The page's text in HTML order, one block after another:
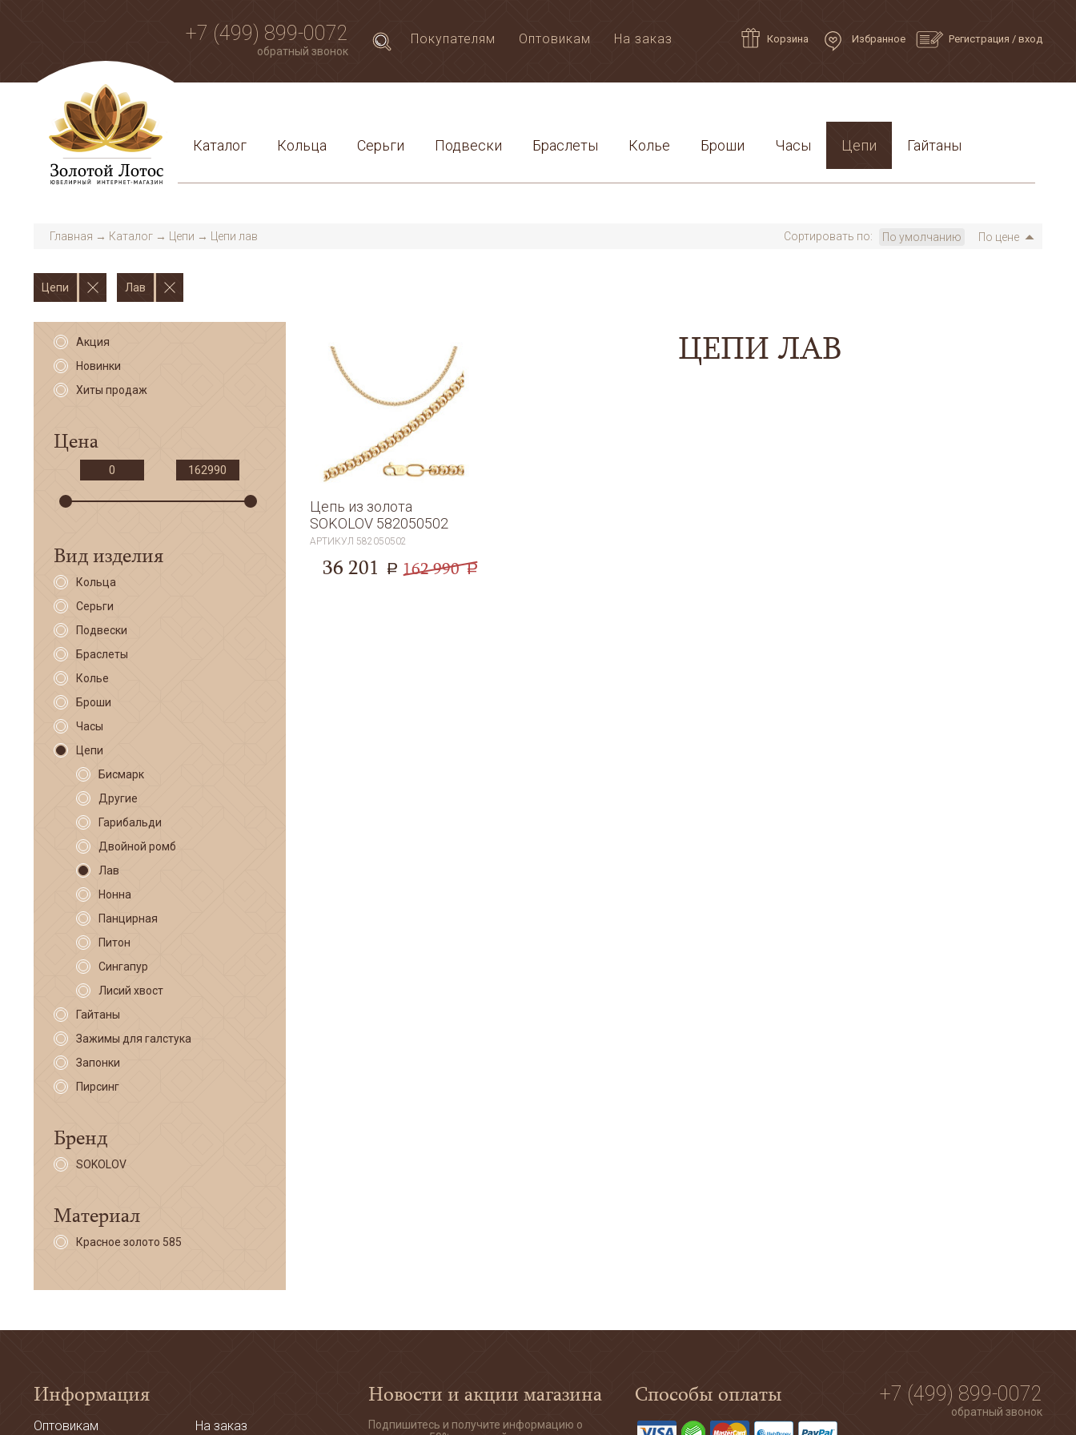
+7 (499) 899-0072
обратный звонок
Покупателям Оптовикам На заказ Корзина Избранное Регистрация / вход
Каталог Кольца Серьги Подвески Браслеты Колье Броши Часы Цепи Гайтаны
Главная → Каталог → Цепи → Цепи лав Сортировать по: По умолчанию По цене
Цепи Лав
Акция
Новинки
Хиты продаж
Цена
Вид изделия
Кольца
Серьги
Подвески
Браслеты
Колье
Броши
Часы
Цепи
Бисмарк
Другие
Гарибальди
Двойной ромб
Лав
Нонна
Панцирная
Питон
Сингапур
Лисий хвост
Гайтаны
Зажимы для галстука
Запонки
Пирсинг
Бренд
SOKOLOV
Материал
Красное золото 585
ЦЕПИ ЛАВ
Цепь из золота
SOKOLOV 582050502
АРТИКУЛ 582050502
36 201 a 162 990 a
Информация
Оптовикам На заказ
Новости и акции магазина
Подпишитесь и получите информацию о
Способы оплаты +7 (499) 899-0072
обратный звонок